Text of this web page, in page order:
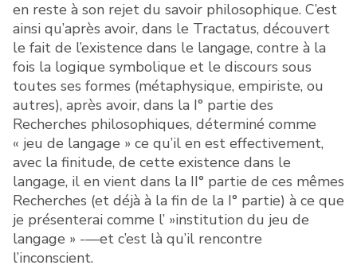
en reste à son rejet du savoir philosophique. C’est
ainsi qu’après avoir, dans le Tractatus, découvert
le fait de l’existence dans le langage, contre à la
fois la logique symbolique et le discours sous
toutes ses formes (métaphysique, empiriste, ou
autres), après avoir, dans la I° partie des
Recherches philosophiques, déterminé comme
« jeu de langage » ce qu’il en est effectivement,
avec la finitude, de cette existence dans le
langage, il en vient dans la II° partie de ces mêmes
Recherches (et déjà à la fin de la I° partie) à ce que
je présenterai comme l’ »institution du jeu de
langage » -—et c’est là qu’il rencontre
l’inconscient.